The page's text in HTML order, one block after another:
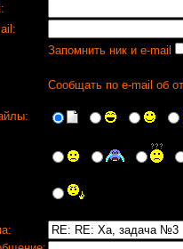
Запомнить ник и e-mail
Сообщать по e-mail об